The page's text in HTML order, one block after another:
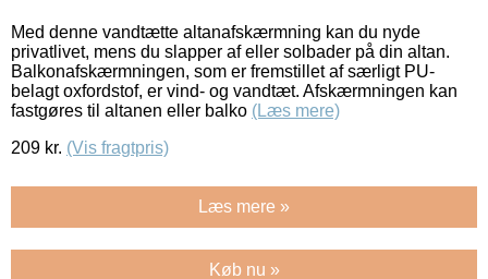
Med denne vandtætte altanafskærmning kan du nyde
privatlivet, mens du slapper af eller solbader på din altan.
Balkonafskærmningen, som er fremstillet af særligt PU-
belagt oxfordstof, er vind- og vandtæt. Afskærmningen kan
fastgøres til altanen eller balko (Læs mere)
209 kr. (Vis fragtpris)
Læs mere »
Køb nu »